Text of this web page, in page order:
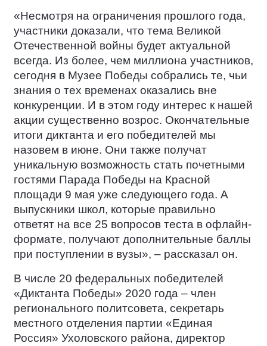
«Несмотря на ограничения прошлого года,
участники доказали, что тема Великой
Отечественной войны будет актуальной
всегда. Из более, чем миллиона участников,
сегодня в Музее Победы собрались те, чьи
знания о тех временах оказались вне
конкуренции. И в этом году интерес к нашей
акции существенно возрос. Окончательные
итоги диктанта и его победителей мы
назовем в июне. Они также получат
уникальную возможность стать почетными
гостями Парада Победы на Красной
площади 9 мая уже следующего года. А
выпускники школ, которые правильно
ответят на все 25 вопросов теста в офлайн-
формате, получают дополнительные баллы
при поступлении в вузы», – рассказал он.
В числе 20 федеральных победителей
«Диктанта Победы» 2020 года – член
регионального политсовета, секретарь
местного отделения партии «Единая
Россия» Ухоловского района, директор